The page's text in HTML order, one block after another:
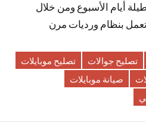
24 ساعة وطيلة أيام الأسبوع ومن خلال
بنظام ورديات مرن
تصليح جوالات
تصليح موبايلات
صيانة موبايلات